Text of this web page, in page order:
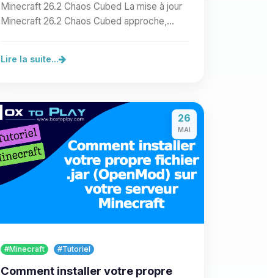
Minecraft 26.2 Chaos Cubed La mise à jour
Minecraft 26.2 Chaos Cubed approche,
Lire la suite...
26
MAI
#Minecraft #Tutoriel
Comment installer votre propre